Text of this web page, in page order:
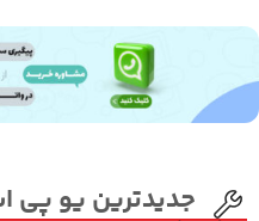
جدیدترین یو پی